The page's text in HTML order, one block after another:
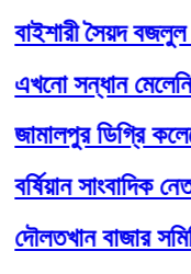
সৈয়দ বজলুল হক
সন্ধান মেলেনি ৮ম
ডিগ্রি কলেজের
সাংবাদিক নেতা
বাজার সমিতির